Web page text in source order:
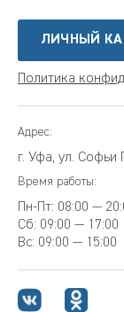
ЛИЧНЫЙ
Политика
Адрес:
г. Уфа, ул. Софьи
Время работы:
Пн-Пт: 08:00 —
Сб: 09:00 — 17:00
Вс: 09:00 — 15:00